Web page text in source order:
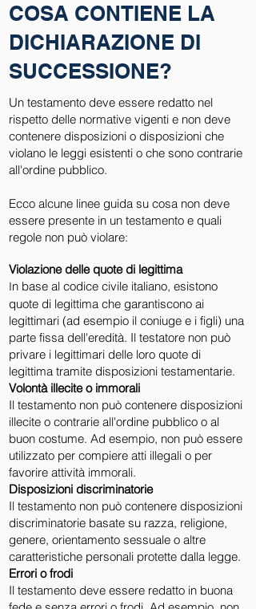
COSA CONTIENE LA
DICHIARAZIONE DI
SUCCESSIONE?
Un testamento deve essere redatto nel
rispetto delle normative vigenti e non deve
contenere disposizioni o disposizioni che
violano le leggi esistenti o che sono contrarie
all'ordine pubblico.
Ecco alcune linee guida su cosa non deve
essere presente in un testamento e quali
regole non può violare:
Violazione delle quote di legittima
In base al codice civile italiano, esistono
quote di legittima che garantiscono ai
legittimari (ad esempio il coniuge e i figli) una
parte fissa dell'eredità. Il testatore non può
privare i legittimari delle loro quote di
legittima tramite disposizioni testamentarie.
Volontà illecite o immorali
Il testamento non può contenere disposizioni
illecite o contrarie all'ordine pubblico o al
buon costume. Ad esempio, non può essere
utilizzato per compiere atti illegali o per
favorire attività immorali.
Disposizioni discriminatorie
Il testamento non può contenere disposizioni
discriminatorie basate su razza, religione,
genere, orientamento sessuale o altre
caratteristiche personali protette dalla legge.
Errori o frodi
Il testamento deve essere redatto in buona